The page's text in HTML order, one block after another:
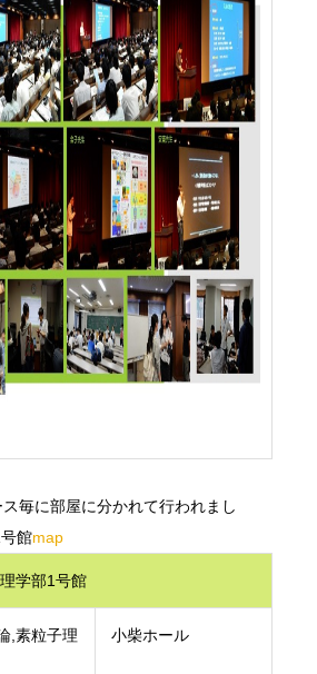
毎に部屋に分かれて行われまし
館map
学部1号館
,素粒子理
小柴ホール